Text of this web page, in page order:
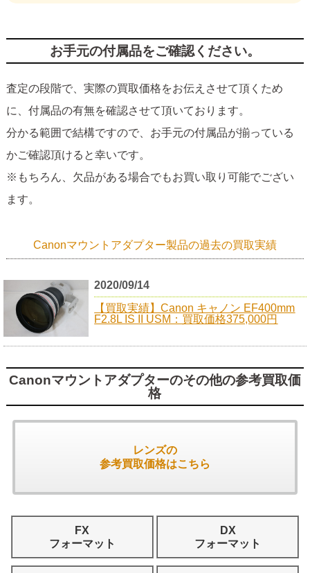
お手元の付属品をご確認ください。
査定の段階で、実際の買取価格をお伝えさせて頂くため
に、付属品の有無を確認させて頂いております。
分かる範囲で結構ですので、お手元の付属品が揃っている
かご確認頂けると幸いです。
※もちろん、欠品がある場合でもお買い取り可能でござい
ます。
Canonマウントアダプター製品の過去の買取実績
2020/09/14
【買取実績】Canon キャノン EF400mm
F2.8L IS II USM：買取価格375,000円
Canonマウントアダプターのその他の参考買取価
格
レンズの
参考買取価格はこちら
FX
フォーマット
DX
フォーマット